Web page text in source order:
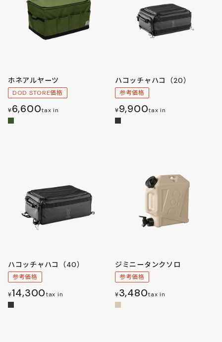
ホネアルヤーツ
DOD STORE価格
¥6,600tax in
ハコッチャハコ（20）
参考価格
¥9,900tax in
ハコッチャハコ（40）
参考価格
¥14,300tax in
ジミニータンクソロ
参考価格
¥3,480tax in